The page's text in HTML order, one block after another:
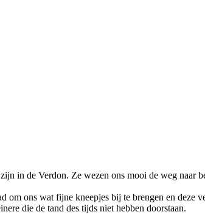
in de Verdon. Ze wezen ons mooi de weg naar
om ons wat fijne kneepjes bij te brengen en
die de tand des tijds niet hebben doorstaan.